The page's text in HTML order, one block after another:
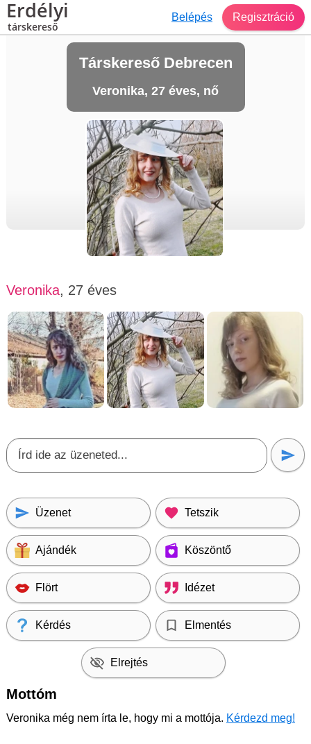
Erdélyi
társkereső
Belépés Regisztráció
Társkereső Debrecen
Veronika, 27 éves, nő
Veronika, 27 éves
Üzenet Tetszik
Ajándék Köszöntő
Flört Idézet
Kérdés Elmentés
Elrejtés
Mottóm
Veronika még nem írta le, hogy mi a mottója. Kérdezd meg!